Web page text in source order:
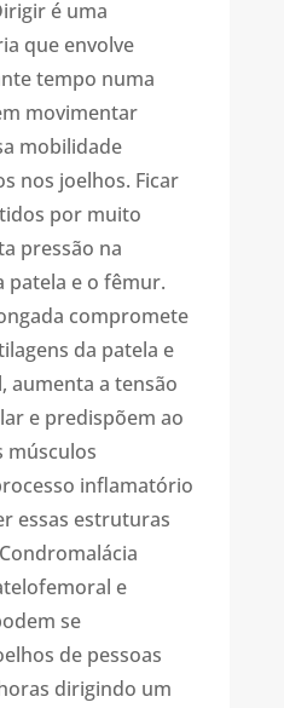
é uma
que envolve
tempo numa
movimentar
mobilidade
nos joelhos. Ficar
por muito
pressão na
patela e o fêmur.
compromete
da patela e
aumenta a tensão
e predispõem ao
músculos
inflamatório
essas estruturas
e
se
de pessoas
dirigindo um